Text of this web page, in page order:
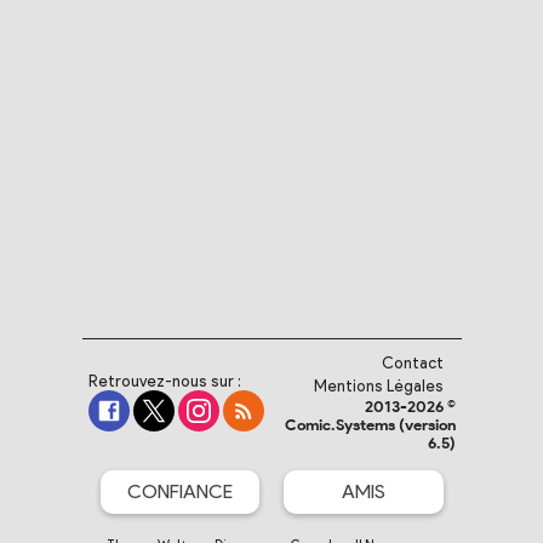
Retrouvez-nous sur :
Contact
Mentions Légales
2013-2026 ©
Comic.Systems (version
6.5)
CONFIANCE AMIS